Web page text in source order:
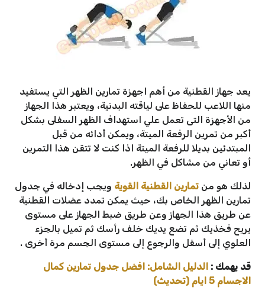
يعد جهاز القطنية من أهم اجهزة تمارين الظهر التي يستفيد
منها اللاعب للحفاظ على لياقته البدنية، ويعتبر هذا الجهاز
من الأجهزة التى تعمل علي استهداف الظهر السفلى بشكل
أكبر من تمرين الرفعة الميتة، ويمكن أدائه من قبل
المبتدئين بديلا للرفعة الميتة اذا كنت لا تتقن هذا التمرين
أو تعاني من مشاكل في الظهر.
لذلك هو من تمارين القطنية القوية ويجب إدخاله في جدول
تمارين الظهر الخاص بك، حيث يمكن تمدد عضلات القطنية
عن طريق هذا الجهاز وعن طريق ضبط الجهاز على مستوى
يريح فخذيك ثم تضع يديك خلف رأسك ثم تميل بالجزء
العلوي إلى أسفل والرجوع إلى مستوى الجسم مرة أخرى .
قد يهمك : الدليل الشامل: افضل جدول تمارين كمال
الاجسام 5 ايام (تحديث)